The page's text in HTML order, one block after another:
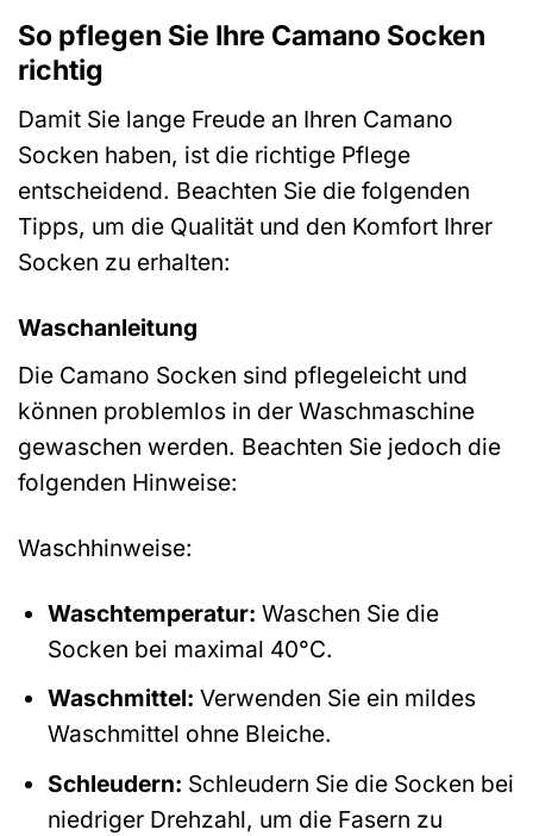
So pflegen Sie Ihre Camano Socken
richtig
Damit Sie lange Freude an Ihren Camano
Socken haben, ist die richtige Pflege
entscheidend. Beachten Sie die folgenden
Tipps, um die Qualität und den Komfort Ihrer
Socken zu erhalten:
Waschanleitung
Die Camano Socken sind pflegeleicht und
können problemlos in der Waschmaschine
gewaschen werden. Beachten Sie jedoch die
folgenden Hinweise:
Waschhinweise:
Waschtemperatur: Waschen Sie die
Socken bei maximal 40°C.
Waschmittel: Verwenden Sie ein mildes
Waschmittel ohne Bleiche.
Schleudern: Schleudern Sie die Socken bei
niedriger Drehzahl, um die Fasern zu